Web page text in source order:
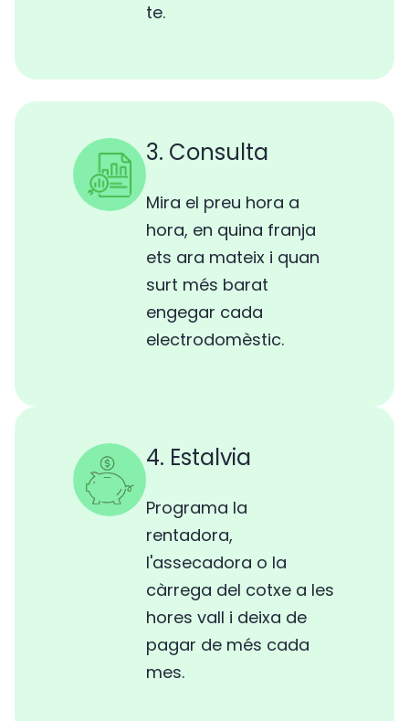
te.
3. Consulta
Mira el preu hora a
hora, en quina franja
ets ara mateix i quan
surt més barat
engegar cada
electrodomèstic.
4. Estalvia
Programa la
rentadora,
l'assecadora o la
càrrega del cotxe a les
hores vall i deixa de
pagar de més cada
mes.